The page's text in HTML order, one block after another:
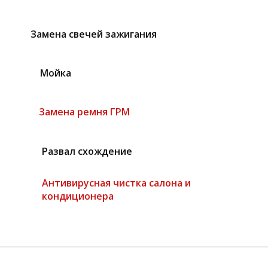
Замена свечей зажигания
Мойка
Замена ремня ГРМ
Развал схождение
Антивирусная чистка салона и
кондиционера